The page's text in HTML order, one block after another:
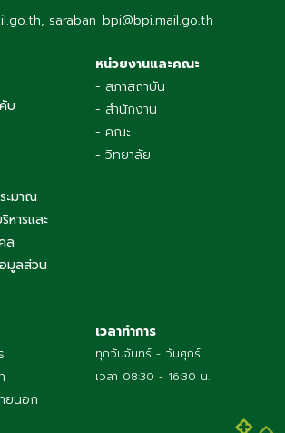
saraban_bpi@bpi.mail.go.th
บ
ะมาณ
หารและ
ล
มูลส่วน
หน่วยงานและคณะ
- สภาสถาบัน
- สำนักงาน
- คณะ
- วิทยาลัย
ยนอก
เวลาทำการ
ทุกวันจันทร์ - วันศุกร์
เวลา 08:30 - 16:30 น.